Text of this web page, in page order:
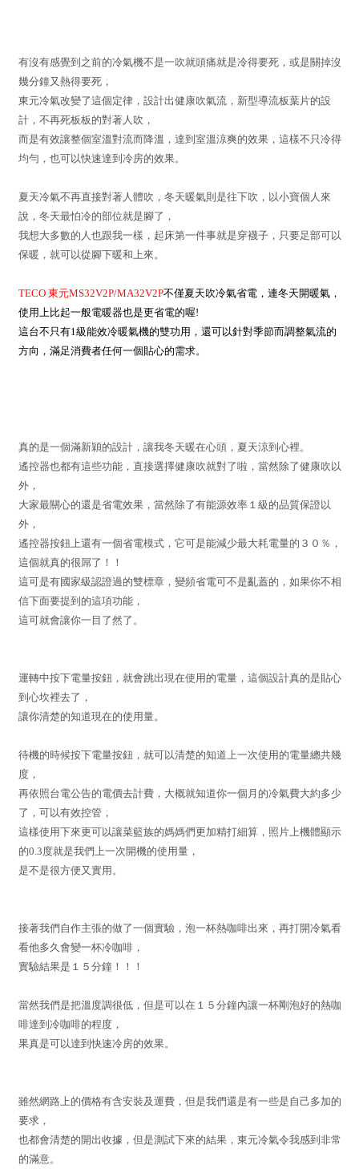
有沒有感覺到之前的冷氣機不是一吹就頭痛就是冷得要死，或是關掉沒
幾分鐘又熱得要死，
東元冷氣改變了這個定律，設計出健康吹氣流，新型導流板葉片的設
計，不再死板板的對著人吹，
而是有效讓整個室溫對流而降溫，達到室溫涼爽的效果，這樣不只冷得
均勻，也可以快速達到冷房的效果。
夏天冷氣不再直接對著人體吹，冬天暖氣則是往下吹，以小寶個人來
說，冬天最怕冷的部位就是腳了，
我想大多數的人也跟我一樣，起床第一件事就是穿襪子，只要足部可以
保暖，就可以從腳下暖和上來。
TECO 東元MS32V2P/MA32V2P不僅夏天吹冷氣省電，連冬天開暖氣，
使用上比起一般電暖器也是更省電的喔!
這台不只有1級能效冷暖氣機的雙功用，還可以針對季節而調整氣流的
方向，滿足消費者任何一個貼心的需求。
真的是一個滿新穎的設計，讓我冬天暖在心頭，夏天涼到心裡。
遙控器也都有這些功能，直接選擇健康吹就對了啦，當然除了健康吹以
外，
大家最關心的還是省電效果，當然除了有能源效率１級的品質保證以
外，
遙控器按鈕上還有一個省電模式，它可是能減少最大耗電量的３０％，
這個就真的很屌了！！
這可是有國家級認證過的雙標章，變頻省電可不是亂蓋的，如果你不相
信下面要提到的這項功能，
這可就會讓你一目了然了。
運轉中按下電量按鈕，就會跳出現在使用的電量，這個設計真的是貼心
到心坎裡去了，
讓你清楚的知道現在的使用量。
待機的時候按下電量按鈕，就可以清楚的知道上一次使用的電量總共幾
度，
再依照台電公告的電價去計費，大概就知道你一個月的冷氣費大約多少
了，可以有效控管，
這樣使用下來更可以讓菜籃族的媽媽們更加精打細算，照片上機體顯示
的0.3度就是我們上一次開機的使用量，
是不是很方便又實用。
接著我們自作主張的做了一個實驗，泡一杯熱咖啡出來，再打開冷氣看
看他多久會變一杯冷咖啡，
實驗結果是１５分鐘！！！
當然我們是把溫度調很低，但是可以在１５分鐘內讓一杯剛泡好的熱咖
啡達到冷咖啡的程度，
果真是可以達到快速冷房的效果。
雖然網路上的價格有含安裝及運費，但是我們還是有一些是自己多加的
要求，
也都會清楚的開出收據，但是測試下來的結果，東元冷氣令我感到非常
的滿意。